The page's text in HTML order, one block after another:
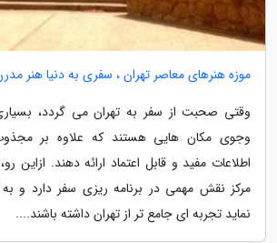
موزه هنرهای معاصر تهران ، سفری به دنیا هنر
وقتی صحبت از سفر به تهران می گردد،
وجوی مکان هایی هستند که علاوه بر
اطلاعات مفید و قابل اعتماد ارائه دهند. ازاین
مرکز نقش مهمی در برنامه ریزی سفر دارد و
نماید تجربه ای جامع تر از تهران داشته باشند....